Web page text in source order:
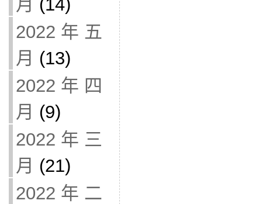
月 (14)
2022 年 五
月 (13)
2022 年 四
月 (9)
2022 年 三
月 (21)
2022 年 二